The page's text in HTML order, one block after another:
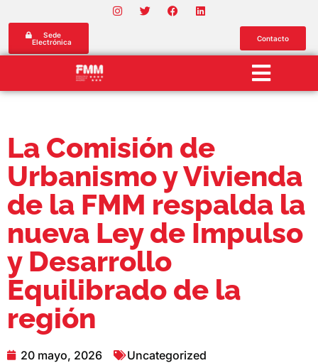
Sede
Electrónica
Contacto
La Comisión de
Urbanismo y Vivienda
de la FMM respalda la
nueva Ley de Impulso
y Desarrollo
Equilibrado de la
región
20 mayo, 2026 Uncategorized